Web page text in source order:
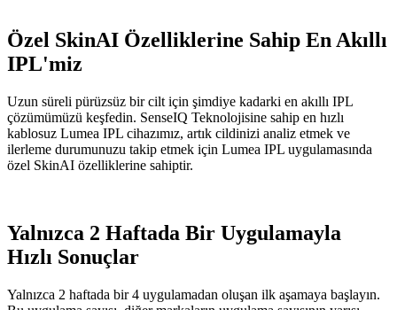
Özel SkinAI Özelliklerine Sahip En Akıllı
IPL'miz
Uzun süreli pürüzsüz bir cilt için şimdiye kadarki en akıllı IPL
çözümümüzü keşfedin. SenseIQ Teknolojisine sahip en hızlı
kablosuz Lumea IPL cihazımız, artık cildinizi analiz etmek ve
ilerleme durumunuzu takip etmek için Lumea IPL uygulamasında
özel SkinAI özelliklerine sahiptir.
Yalnızca 2 Haftada Bir Uygulamayla
Hızlı Sonuçlar
Yalnızca 2 haftada bir 4 uygulamadan oluşan ilk aşamaya başlayın.